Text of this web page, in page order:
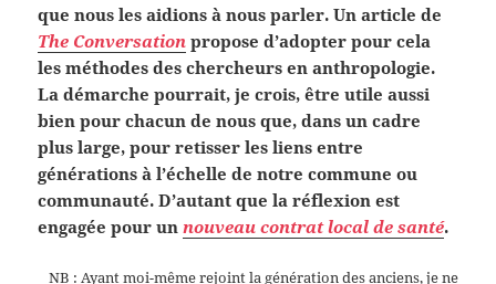
que nous les aidions à nous parler. Un article de
The Conversation propose d’adopter pour cela
les méthodes des chercheurs en anthropologie.
La démarche pourrait, je crois, être utile aussi
bien pour chacun de nous que, dans un cadre
plus large, pour retisser les liens entre
générations à l’échelle de notre commune ou
communauté. D’autant que la réflexion est
engagée pour unnouveau contrat local de santé.
NB : Ayant moi-même rejoint la génération des anciens, je ne